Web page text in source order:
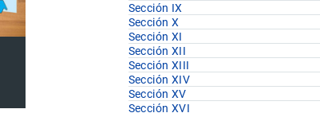
Sección IX
Sección X
Sección XI
Sección XII
Sección XIII
Sección XIV
Sección XV
Sección XVI